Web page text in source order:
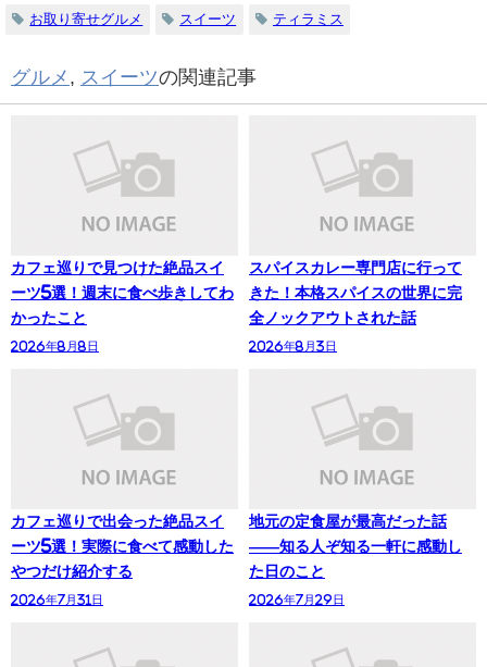
お取り寄せグルメ スイーツ ティラミス
グルメ , スイーツの関連記事
カフェ巡りで見つけた絶品スイ
ーツ5選！週末に食べ歩きしてわ
かったこと
2026年8月8日
スパイスカレー専門店に行って
きた！本格スパイスの世界に完
全ノックアウトされた話
2026年8月3日
カフェ巡りで出会った絶品スイ
ーツ5選！実際に食べて感動した
やつだけ紹介する
2026年7月31日
地元の定食屋が最高だった話
——知る人ぞ知る一軒に感動し
た日のこと
2026年7月29日